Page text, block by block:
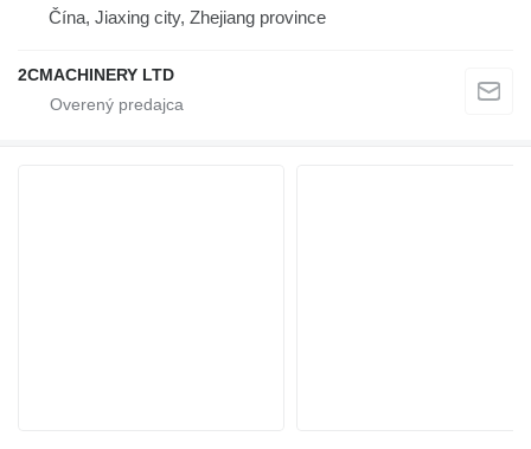
Čína, Jiaxing city, Zhejiang province
2CMACHINERY LTD